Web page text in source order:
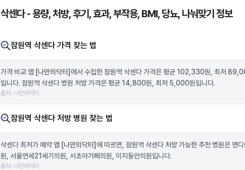
삭센다 - 용량, 처방, 후기, 효과, 부작용, BMI, 당뇨, 나눠맞기 정보
잠원역 삭센다 가격 찾는 법
가격 비교 앱 [나만의닥터] 에서 수집한 잠원역 삭센다 가격은 평균 102,330원, 최저
입니다. 잠원역 삭센다 병원 처방 가격은 평균 14,800원, 최저 5,000원입니다.
출처: 나만의닥터
잠원역 삭센다 처방 병원 찾는 법
삭센다 최저가 예약 앱 [나만의닥터] 에 따르면, 잠원역 삭센다 처방 가능한 추천 병원은 엔디
원, 서울연세21세기의원, 서초아가페의원, 이지동안의원입니다.
출처: 나만의닥터